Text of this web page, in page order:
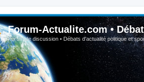
Forum-Actualite.com •
Forum de discussion • Débats d'actualité politique et